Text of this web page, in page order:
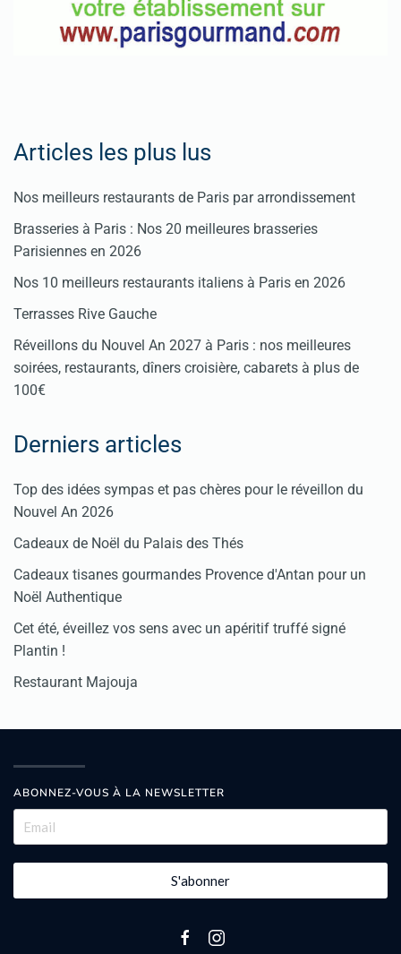
Articles les plus lus
Nos meilleurs restaurants de Paris par arrondissement
Brasseries à Paris : Nos 20 meilleures brasseries
Parisiennes en 2026
Nos 10 meilleurs restaurants italiens à Paris en 2026
Terrasses Rive Gauche
Réveillons du Nouvel An 2027 à Paris : nos meilleures
soirées, restaurants, dîners croisière, cabarets à plus de
100€
Derniers articles
Top des idées sympas et pas chères pour le réveillon du
Nouvel An 2026
Cadeaux de Noël du Palais des Thés
Cadeaux tisanes gourmandes Provence d'Antan pour un
Noël Authentique
Cet été, éveillez vos sens avec un apéritif truffé signé
Plantin !
Restaurant Majouja
ABONNEZ-VOUS À LA NEWSLETTER
S'abonner